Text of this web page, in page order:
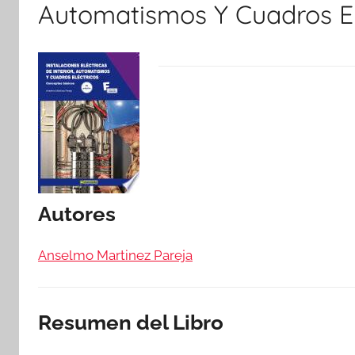
Automatismos Y Cuadros
Autores
Anselmo Martinez Pareja
Resumen del Libro